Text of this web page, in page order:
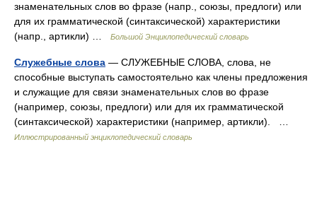
знаменательных слов во фразе (напр., союзы, предлоги) или
для их грамматической (синтаксической) характеристики
(напр., артикли) …
Большой Энциклопедический словарь
Служебные слова — СЛУЖЕБНЫЕ СЛОВА, слова, не
способные выступать самостоятельно как члены предложения
и служащие для связи знаменательных слов во фразе
(например, союзы, предлоги) или для их грамматической
(синтаксической) характеристики (например, артикли). …
Иллюстрированный энциклопедический словарь